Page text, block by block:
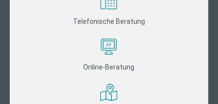
Telefonische Beratung
Online-Beratung